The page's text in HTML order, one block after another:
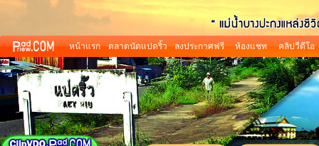
หน้าแรก ตลาดนัดแปดริ้ว ลงประกาศฟรี ห้องแชท คลิปวีดีโอ